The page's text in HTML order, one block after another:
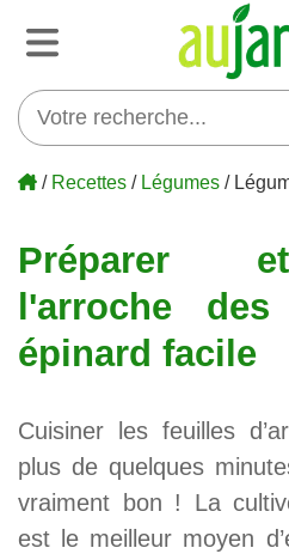
/ Recettes / Légumes /
Préparer
l'arroche
épinard facile
Cuisiner les feuilles
plus de quelques
vraiment bon ! La
est le meilleur moyen